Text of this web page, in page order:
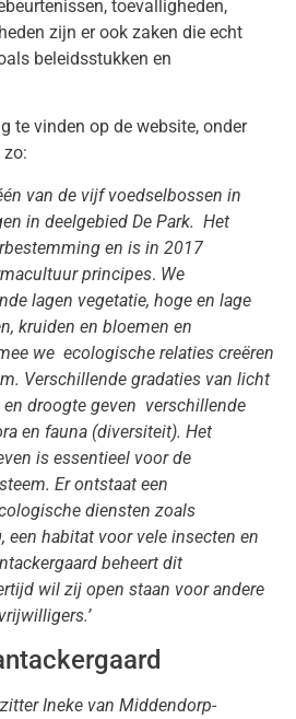
toevalligheden,
zijn er ook zaken die echt
beleidsstukken en
te vinden op de website, onder
van de vijf voedselbossen in
in deelgebied De Park. Het
en is in 2017
principes. We
lagen vegetatie, hoge en lage
kruiden en bloemen en
we ecologische relaties creëren
Verschillende gradaties van licht
droogte geven verschillende
en fauna (diversiteit). Het
is essentieel voor de
Er ontstaat een
diensten zoals
een habitat voor vele insecten en
beheert dit
wil zij open staan voor andere
Ineke van Middendorp-